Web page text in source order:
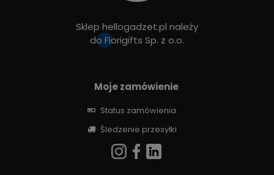
Sklep hellogadzet.pl należy
do Fiorigifts Sp. z o.o.
Moje zamówienie
Status zamówienia
Śledzenie przesyłki